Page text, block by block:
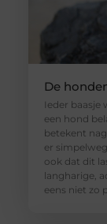
De
Ieder baasje
een hond
betekent
er
ook dat dit
langharige,
eens niet zo